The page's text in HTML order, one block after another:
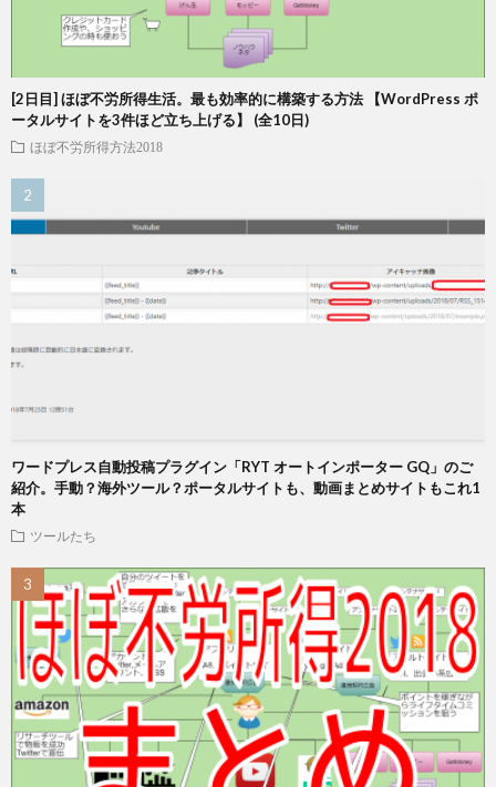
[2日目] ほぼ不労所得生活。最も効率的に構築する方法 【WordPress ポ
ータルサイトを3件ほど立ち上げる】 (全10日)
ほぼ不労所得方法2018
ワードプレス自動投稿プラグイン「RYT オートインポーター GQ」のご
紹介。手動？海外ツール？ポータルサイトも、動画まとめサイトもこれ1
本
ツールたち